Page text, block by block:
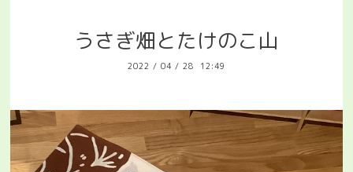
うさぎ畑とたけのこ山
2022 / 04 / 28 12:49